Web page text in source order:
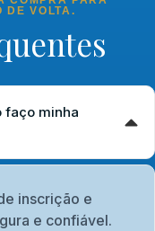
DE VOLTA.
faço minha
inscrição e
e confiável.